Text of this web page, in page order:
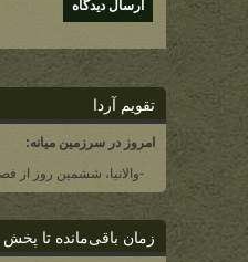
تقویم آردا
امروز در سرزمین میانه:
-والانیا، ششمین روز از
زمان باقی‌مانده تا